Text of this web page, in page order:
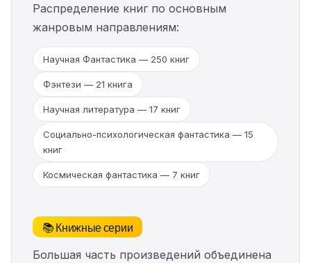
Распределение книг по основным
жанровым направлениям:
Научная Фантастика — 250 книг
Фэнтези — 21 книга
Научная литература — 17 книг
Социально-психологическая фантастика — 15
книг
Космическая фантастика — 7 книг
📚 Книжные серии
Большая часть произведений объединена